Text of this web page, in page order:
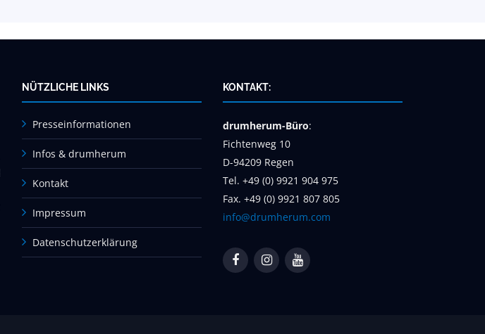
NÜTZLICHE LINKS
Presseinformationen
Infos & drumherum
Kontakt
Impressum
Datenschutzerklärung
KONTAKT:
drumherum-Büro:
Fichtenweg 10
D-94209 Regen
Tel. +49 (0) 9921 904 975
Fax. +49 (0) 9921 807 805
info@drumherum.com